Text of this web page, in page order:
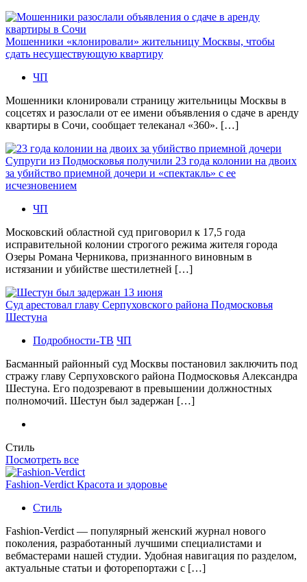
Мошенники «клонировали» жительницу Москвы, чтобы
сдать несуществующую квартиру
ЧП
Мошенники клонировали страницу жительницы Москвы в
соцсетях и разослали от ее имени объявления о сдаче в аренду
квартиры в Сочи, сообщает телеканал «360». […]
Супруги из Подмосковья получили 23 года колонии на двоих
за убийство приемной дочери и «спектакль» с ее
исчезновением
ЧП
Московский областной суд приговорил к 17,5 года
исправительной колонии строгого режима жителя города
Озеры Романа Черникова, признанного виновным в
истязании и убийстве шестилетней […]
Суд арестовал главу Серпуховского района Подмосковья
Шестуна
Подробности-ТВ ЧП
Басманный районный суд Москвы постановил заключить под
стражу главу Серпуховского района Подмосковья Александра
Шестуна. Его подозревают в превышении должностных
полномочий. Шестун был задержан […]
Стиль
Посмотреть все
Fashion-Verdict Красота и здоровье
Стиль
Fashion-Verdict — популярный женский журнал нового
поколения, разработанный лучшими специалистами и
вебмастерами нашей студии. Удобная навигация по разделом,
актуальные статьи и фоторепортажи с […]